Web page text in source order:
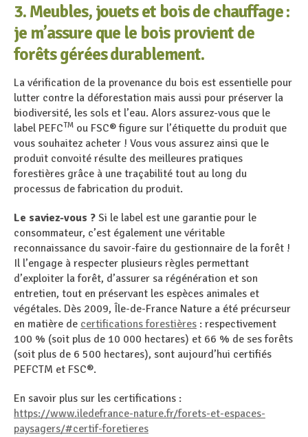
3. Meubles, jouets et bois de chauffage :
je m’assure que le bois provient de
forêts gérées durablement.
La vérification de la provenance du bois est essentielle pour
lutter contre la déforestation mais aussi pour préserver la
biodiversité, les sols et l’eau. Alors assurez-vous que le
label PEFCTM ou FSC® figure sur l’étiquette du produit que
vous souhaitez acheter ! Vous vous assurez ainsi que le
produit convoité résulte des meilleures pratiques
forestières grâce à une traçabilité tout au long du
processus de fabrication du produit.
Le saviez-vous ? Si le label est une garantie pour le
consommateur, c’est également une véritable
reconnaissance du savoir-faire du gestionnaire de la forêt !
Il l’engage à respecter plusieurs règles permettant
d’exploiter la forêt, d’assurer sa régénération et son
entretien, tout en préservant les espèces animales et
végétales. Dès 2009, Île-de-France Nature a été précurseur
en matière de certifications forestières : respectivement
100 % (soit plus de 10 000 hectares) et 66 % de ses forêts
(soit plus de 6 500 hectares), sont aujourd’hui certifiés
PEFCTM et FSC®.
En savoir plus sur les certifications :
https://www.iledefrance-nature.fr/forets-et-espaces-
paysagers/#certif-foretieres